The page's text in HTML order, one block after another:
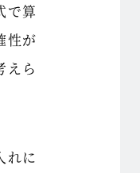
で算
性が
えら
れに